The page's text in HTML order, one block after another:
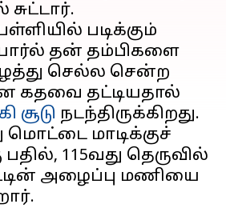
சுட்டார்.
படிக்கும்
தன் தம்பிகளை
செல்ல சென்ற
கதவை தட்டியதால்
சூடு நடந்திருக்கிறது.
மொட்டை மாடிக்குச்
115வது தெருவில்
அழைப்பு மணியை